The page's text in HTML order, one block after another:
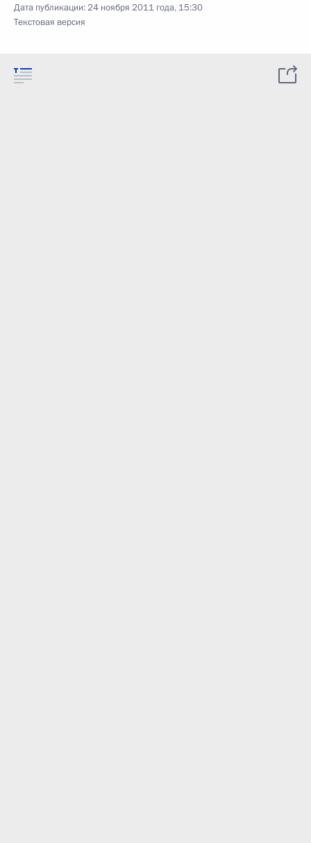
Дата публикации:24 ноября 2011 года, 15:30
Текстовая версия